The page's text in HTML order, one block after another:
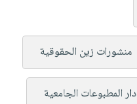
منشورات زين الحقوقية
دار المطبوعات الجامعية